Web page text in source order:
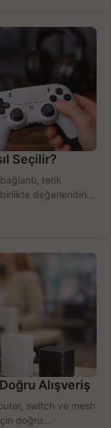
Seçilir?
tetik
değerlendirin;
Alışveriş
switch ve mesh
doğru